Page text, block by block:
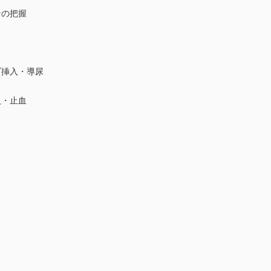
把握
入・導尿
止血